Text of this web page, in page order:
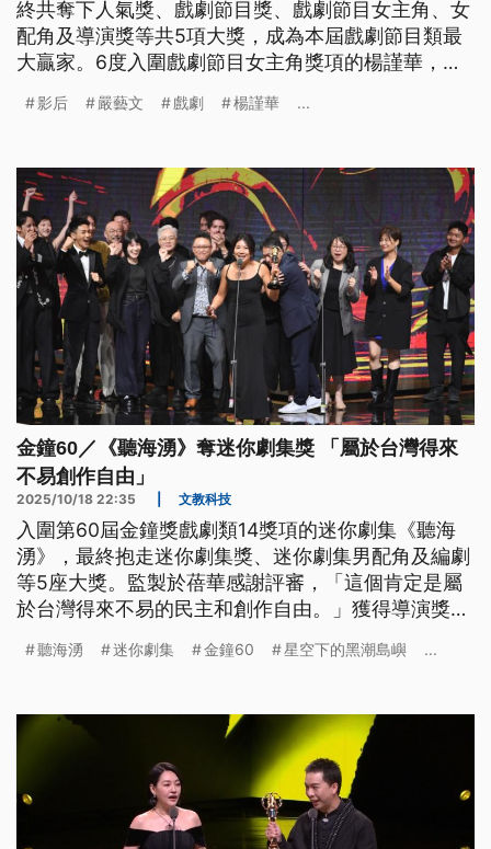
終共奪下人氣獎、戲劇節目獎、戲劇節目女主角、女
配角及導演獎等共5項大獎，成為本屆戲劇節目類最
大贏家。6度入圍戲劇節目女主角獎項的楊謹華，也
影后 嚴藝文 戲劇 楊謹華 ...
金鐘60／《聽海湧》奪迷你劇集獎 「屬於台灣得來
不易創作自由」
2025/10/18 22:35 文教科技
入圍第60屆金鐘獎戲劇類14獎項的迷你劇集《聽海
湧》，最終抱走迷你劇集獎、迷你劇集男配角及編劇
等5座大獎。監製於蓓華感謝評審，「這個肯定是屬
於台灣得來不易的民主和創作自由。」獲得導演獎的
擇理解；也有些人選擇抗拒、批評，但無論如何，這
聽海湧 迷你劇集 金鐘60 星空下的黑潮島嶼 ...